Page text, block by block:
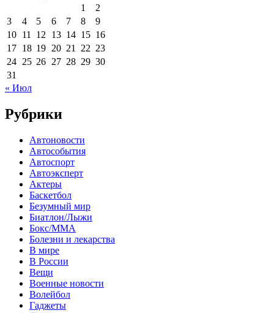
1
2
3
4 5 6 7 8
9
10 11 12 13 14 15 16
17 18 19 20 21 22 23
24 25 26 27 28 29 30
31
« Июл
Рубрики
Автоновости
Автособытия
Автоспорт
Автоэксперт
Актеры
Баскетбол
Безумный мир
Биатлон/Лыжи
Бокс/MMA
Болезни и лекарства
В мире
В России
Вещи
Военные новости
Волейбол
Гаджеты